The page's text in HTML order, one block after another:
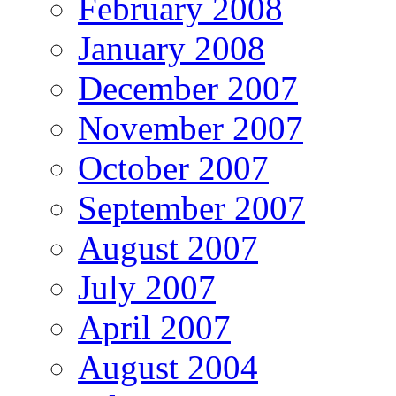
February 2008
January 2008
December 2007
November 2007
October 2007
September 2007
August 2007
July 2007
April 2007
August 2004